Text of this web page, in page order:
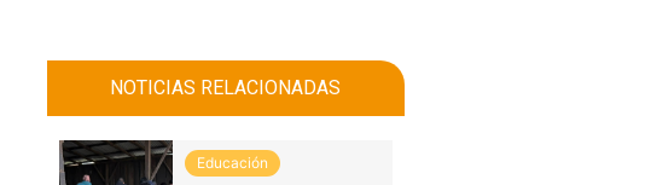
NOTICIAS RELACIONADAS
Educación